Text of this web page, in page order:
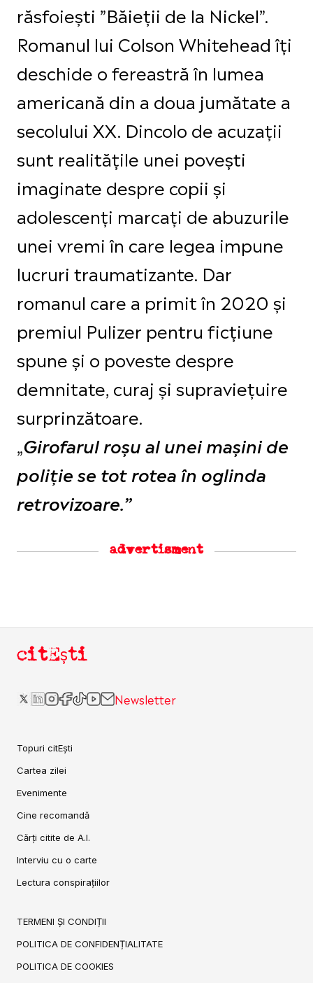
răsfoiești ”Băieții de la Nickel”.
Romanul lui Colson Whitehead îți
deschide o fereastră în lumea
americană din a doua jumătate a
secolului XX. Dincolo de acuzații
sunt realitățile unei povești
imaginate despre copii și
adolescenți marcați de abuzurile
unei vremi în care legea impune
lucruri traumatizante. Dar
romanul care a primit în 2020 și
premiul Pulizer pentru ficțiune
spune și o poveste despre
demnitate, curaj și supraviețuire
surprinzătoare.
„Girofarul roșu al unei mașini de
poliție se tot rotea în oglinda
retrovizoare.”
advertisment
citEști
Newsletter
Topuri citEști
Cartea zilei
Evenimente
Cine recomandă
Cărți citite de A.I.
Interviu cu o carte
Lectura conspirațiilor
TERMENI ȘI CONDIȚII
POLITICA DE CONFIDENȚIALITATE
POLITICA DE COOKIES